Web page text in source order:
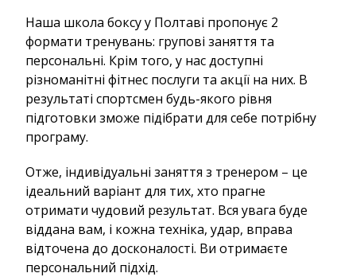
Наша школа боксу у Полтаві пропонує 2
формати тренувань: групові заняття та
персональні. Крім того, у нас доступні
різноманітні фітнес послуги та акції на них. В
результаті спортсмен будь-якого рівня
підготовки зможе підібрати для себе потрібну
програму.
Отже, індивідуальні заняття з тренером – це
ідеальний варіант для тих, хто прагне
отримати чудовий результат. Вся увага буде
віддана вам, і кожна техніка, удар, вправа
відточена до досконалості. Ви отримаєте
персональний підхід.